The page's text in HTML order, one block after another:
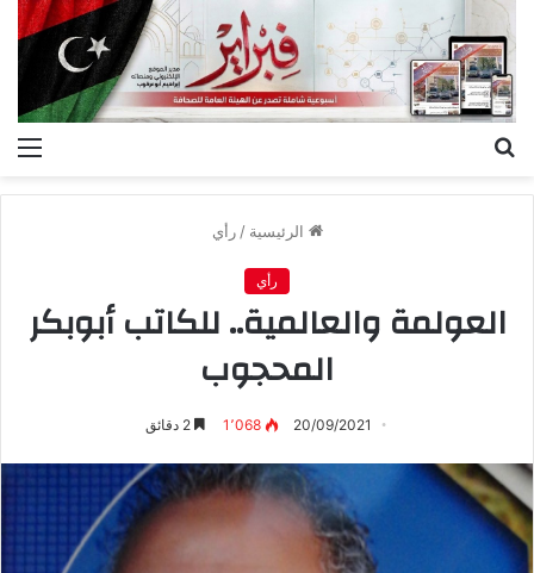
الرئيسية / رأي
رأي
العولمة والعالمية.. للكاتب أبوبكر
المحجوب
20/09/2021 1٬068 2 دقائق